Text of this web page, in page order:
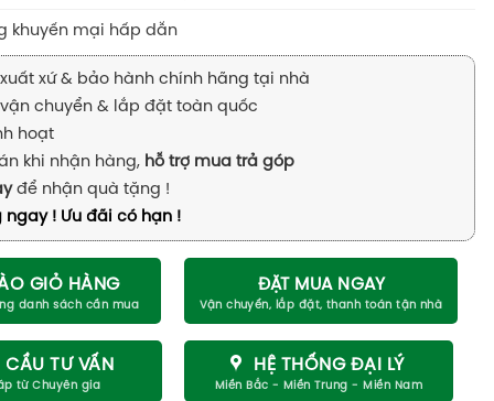
khuyến mại hấp dẫn
xứ & bảo hành chính hãng tại nhà
chuyển & lắp đặt toàn quốc
hoạt
khi nhận hàng, hỗ trợ mua trả góp
để nhận quà tặng !
! Ưu đãi có hạn !
GIỎ HÀNG ĐẶT MUA NGAY
CẦU TƯ VẤN HỆ THỐNG ĐẠI LÝ